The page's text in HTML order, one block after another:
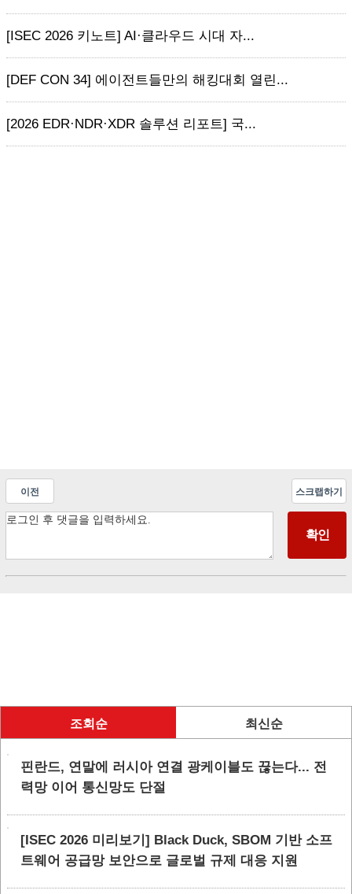
[ISEC 2026 키노트] AI·클라우드 시대 자...
[DEF CON 34] 에이전트들만의 해킹대회 열린...
[2026 EDR·NDR·XDR 솔루션 리포트] 국...
이전 스크랩하기
조회순 최신순
핀란드, 연말에 러시아 연결 광케이블도 끊는다... 전
력망 이어 통신망도 단절
[ISEC 2026 미리보기] Black Duck, SBOM 기반 소프
트웨어 공급망 보안으로 글로벌 규제 대응 지원